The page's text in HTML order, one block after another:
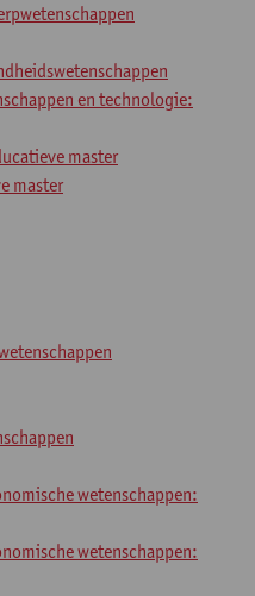
en technologie:
master
master
wetenschappen:
wetenschappen: